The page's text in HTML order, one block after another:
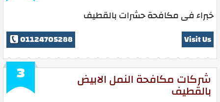
خبراء فى مكافحة حشرات بالقطيف
01124705288 Visit Us
3 شركات مكافحة النمل الابيض
بالقطيف